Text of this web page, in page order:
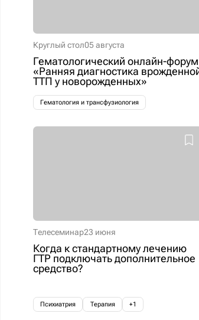
Круглый стол05 августа
Гематологический онлайн-форум
«Ранняя диагностика
ТТП у новорожденных»
Гематология и трансфузиология
Телесеминар23 июня
Когда к стандартному лечению
ГТР подключать дополнительное
средство?
Психиатрия Терапия +1